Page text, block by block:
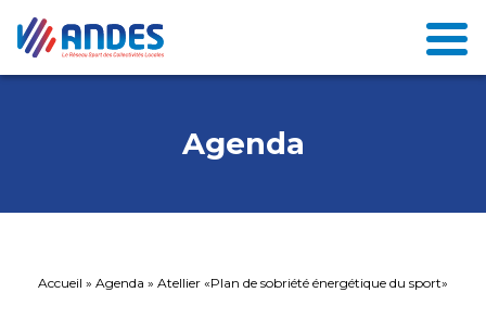
Agenda
Accueil » Agenda » Atellier «Plan de sobriété énergétique du sport»